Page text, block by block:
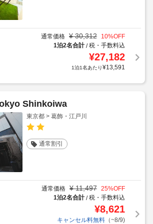
通常価格 ¥ 30,312 10%OFF
1泊2名合計/税・手数料込
¥27,182
1泊1名あたり¥13,591
Shinkoiwa
東京都 > 葛飾・江戸川
通常割引
通常価格 ¥ 11,497 25%OFF
1泊2名合計/税・手数料込
¥8,621
キャンセル料無料（~8/9)